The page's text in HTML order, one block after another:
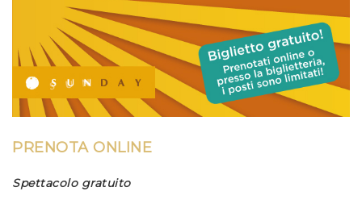
PRENOTA ONLINE
Spettacolo gratuito